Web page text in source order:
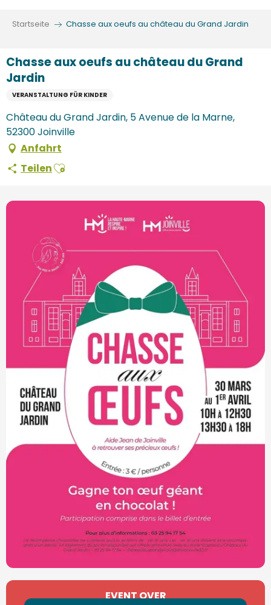
Startseite Chasse aux oeufs au château du Grand Jardin
Chasse aux oeufs au château du Grand
Jardin
VERANSTALTUNG FÜR KINDER
Château du Grand Jardin, 5 Avenue de la Marne,
52300 Joinville
Anfahrt
TeilenAjouter aux favoris
Öffnungszeiten & Kontaktdaten
EVENT OVER